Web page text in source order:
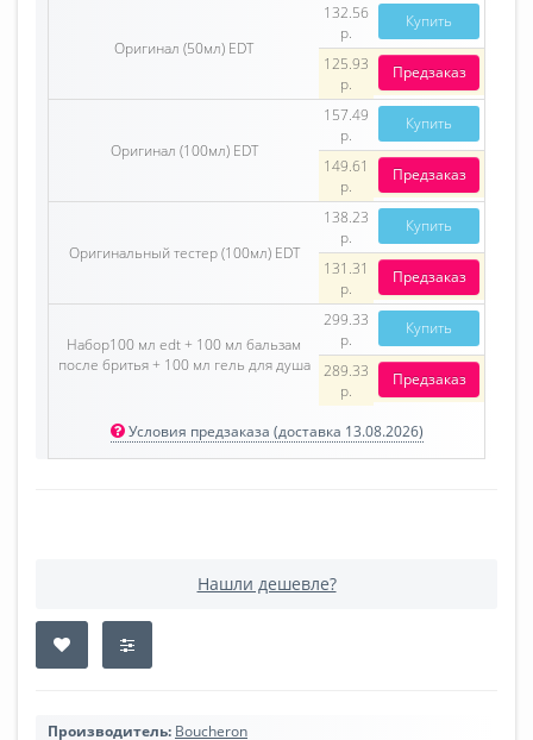
Оригинал (50мл) EDT
132.56
р.
Купить
125.93
р.
Предзаказ
Оригинал (100мл) EDT
157.49
р.
Купить
149.61
р.
Предзаказ
Оригинальный тестер (100мл) EDT
138.23
р.
Купить
131.31
р.
Предзаказ
Набор100 мл edt + 100 мл бальзам
после бритья + 100 мл гель для душа
299.33
р.
Купить
289.33
р.
Предзаказ
Условия предзаказа (доставка 13.08.2026)
Нашли дешевле?
Производитель: Boucheron